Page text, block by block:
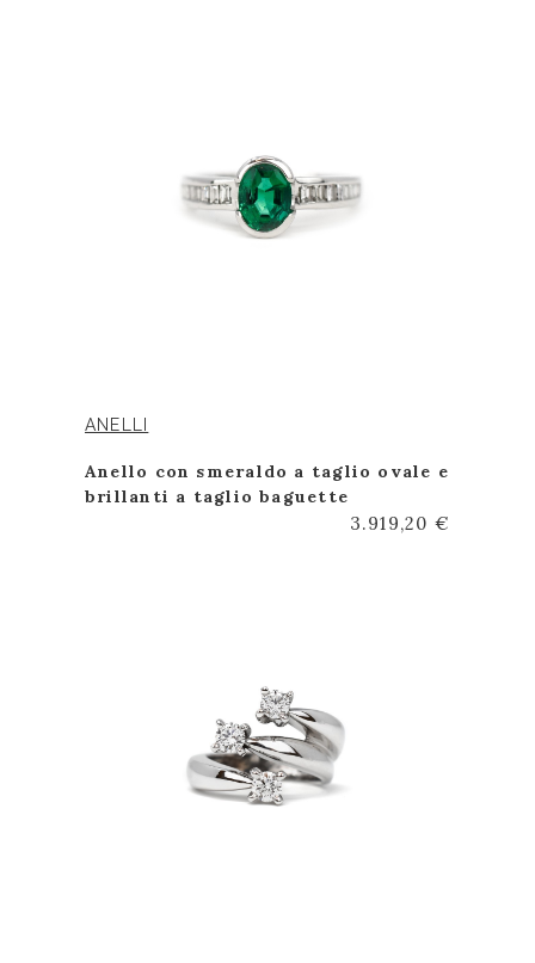
ANELLI
Anello con smeraldo a taglio ovale e
brillanti a taglio baguette
3.919,20 €